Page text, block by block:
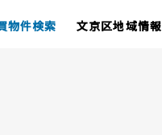
物件検索 文京区地域情報